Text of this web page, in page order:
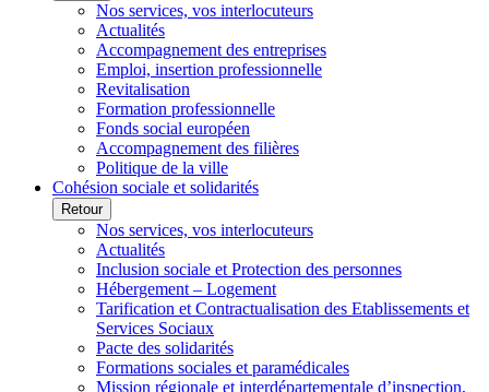
Nos services, vos interlocuteurs
Actualités
Accompagnement des entreprises
Emploi, insertion professionnelle
Revitalisation
Formation professionnelle
Fonds social européen
Accompagnement des filières
Politique de la ville
Cohésion sociale et solidarités
Retour
Nos services, vos interlocuteurs
Actualités
Inclusion sociale et Protection des personnes
Hébergement – Logement
Tarification et Contractualisation des Etablissements et
Services Sociaux
Pacte des solidarités
Formations sociales et paramédicales
Mission régionale et interdépartementale d’inspection,